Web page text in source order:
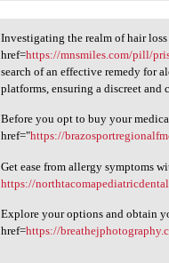
Investigating the realm of
Investigating the realm of hair
href=https://mnsmiles.com/pill/
search of an effective remedy for
platforms, ensuring a discreet and
Before you opt to buy your
href="https://
Get ease from allergy symptoms
https://
Explore your options and obtain
href=https://